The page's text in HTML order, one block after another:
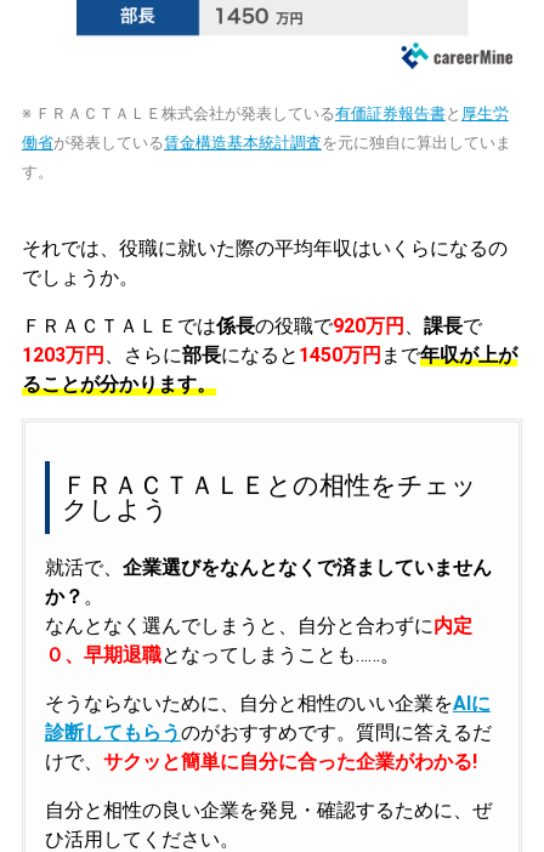
※ ＦＲＡＣＴＡＬＥ株式会社が発表している有価証券報告書と 厚生労
働省が発表している賃金構造基本統計調査を元に独自に算出していま
す。
それでは、役職に就いた際の平均年収はいくらになるの
でしょうか。
ＦＲＡＣＴＡＬＥでは係長の役職で920万円 課長で
1203万円
、さらに部長になると 1450万円 まで年収が上が
ることが分かります。
ＦＲＡＣＴＡＬＥとの相性をチェッ
クしよう
就活で、 企業選びをなんとなくで済ましていません
か？ 。
なんとなく選んでしまうと、自分と合わずに内定
０、早期退職となってしまうことも……。
そうならないために、自分と相性のいい企業をAIに
診断してもらうのがおすすめです。質問に答えるだ
けで、 サクッと簡単に自分に合った企業がわかる!
自分と相性の良い企業を発見・確認するために、ぜ
ひ活用してください。